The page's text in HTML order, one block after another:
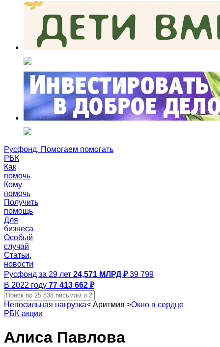
Русфонд. Помогаем помогать
РБК
Как
помочь
Кому
помочь
Получить
помощь
Для
бизнеса
Особый
случай
Статьи,
новости
Русфонд за 29 лет 24,571 МЛРД ₽ 39 799
В 2022 году 77 413 662 ₽
Непосильная нагрузка< Аритмия >Окно в сердце
РБК-акции
Алиса Павлова